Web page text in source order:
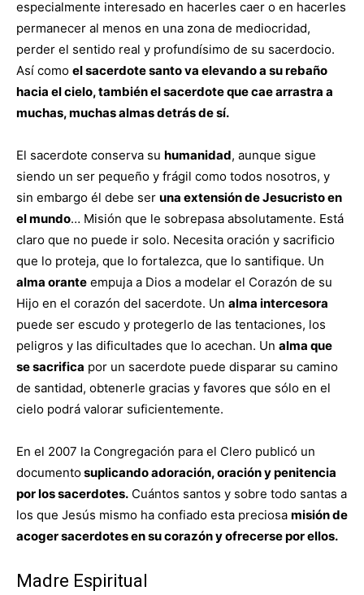
especialmente interesado en hacerles caer o en hacerles
permanecer al menos en una zona de mediocridad,
perder el sentido real y profundísimo de su sacerdocio.
Así como el sacerdote santo va elevando a su rebaño
hacia el cielo, también el sacerdote que cae arrastra a
muchas, muchas almas detrás de sí.
El sacerdote conserva su humanidad, aunque sigue
siendo un ser pequeño y frágil como todos nosotros, y
sin embargo él debe ser una extensión de Jesucristo en
el mundo… Misión que le sobrepasa absolutamente. Está
claro que no puede ir solo. Necesita oración y sacrificio
que lo proteja, que lo fortalezca, que lo santifique. Un
alma orante empuja a Dios a modelar el Corazón de su
Hijo en el corazón del sacerdote. Un alma intercesora
puede ser escudo y protegerlo de las tentaciones, los
peligros y las dificultades que lo acechan. Un alma que
se sacrifica por un sacerdote puede disparar su camino
de santidad, obtenerle gracias y favores que sólo en el
cielo podrá valorar suficientemente.
En el 2007 la Congregación para el Clero publicó un
documentosuplicando adoración, oración y penitencia
por los sacerdotes. Cuántos santos y sobre todo santas a
los que Jesús mismo ha confiado esta preciosa misión de
acoger sacerdotes en su corazón y ofrecerse por ellos.
Madre Espiritual